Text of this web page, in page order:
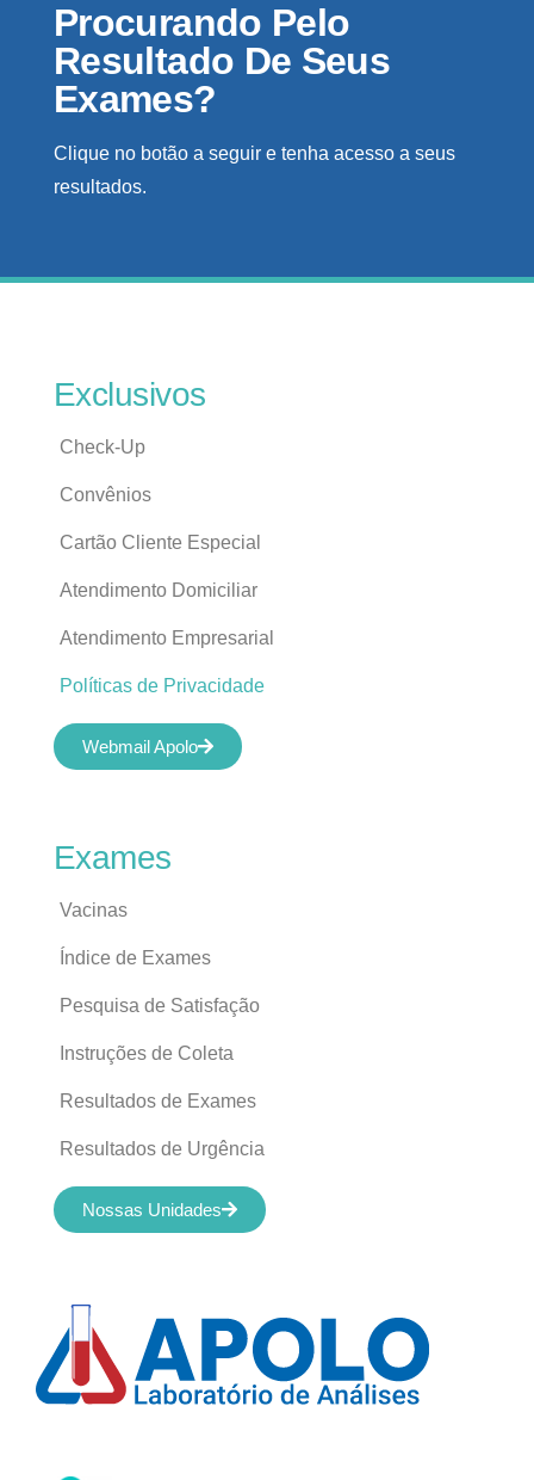
Procurando Pelo
Resultado De Seus
Exames?
Clique no botão a seguir e tenha acesso a seus
resultados.
Exames
Vacinas
Índice de Exames
Pesquisa de Satisfação
Instruções de Coleta
Resultados de Exames
Resultados de Urgência
Nossas Unidades
Exclusivos
Check-Up
Convênios
Cartão Cliente Especial
Atendimento Domiciliar
Atendimento Empresarial
Políticas de Privacidade
Webmail Apolo